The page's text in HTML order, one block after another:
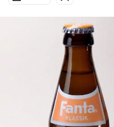
Economia
NEWSLETTER